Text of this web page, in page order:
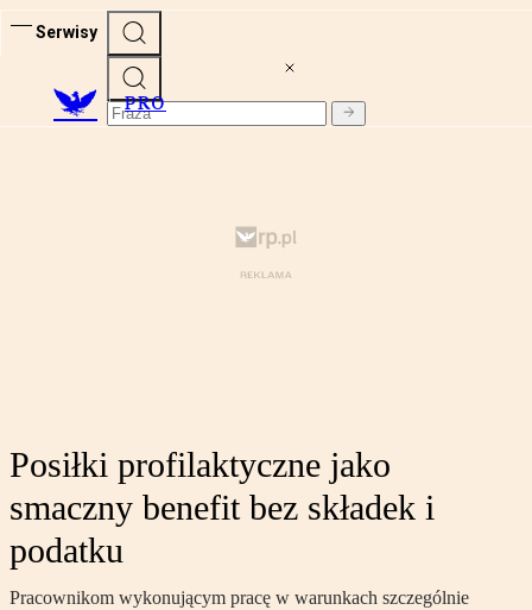
Serwisy
PRO
Posiłki profilaktyczne jako
smaczny benefit bez składek i
podatku
Pracownikom wykonującym pracę w warunkach szczególnie